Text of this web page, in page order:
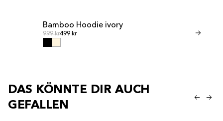
Bamboo Hoodie ivory
Normalpreis
999 krNormalpreis
499 kr Normalpreis
599 kr299 kr
DAS KÖNNTE DIR AUCH
GEFALLEN